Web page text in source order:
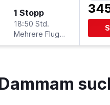
1 Stopp
18:50 Std.
Mehrere Fluglinien